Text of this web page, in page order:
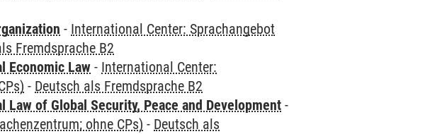
- International Center: Sprachangebot
Fremdsprache B2
Economic Law - International Center:
- Deutsch als Fremdsprache B2
of Global Security, Peace and Development -
ohne CPs) - Deutsch als